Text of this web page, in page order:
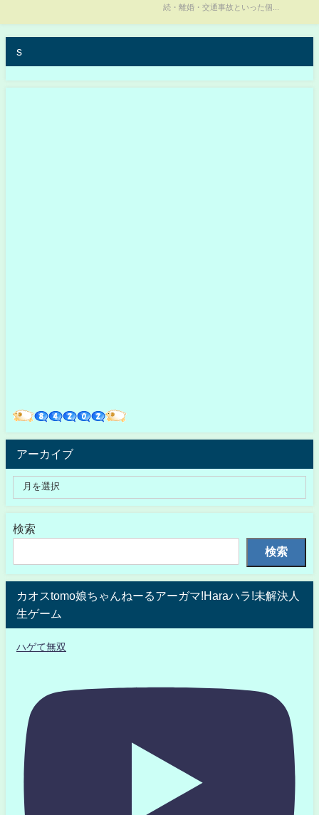
続・離婚・交通事故といった個...
s
アーカイブ
検索
検索
カオスtomo娘ちゃんねーるアーガマ!Haraハラ!未解決人
生ゲーム
ハゲて無双